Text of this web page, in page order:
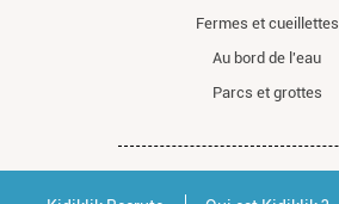
Fermes et cueillettes
Au bord de l'eau
Parcs et grottes